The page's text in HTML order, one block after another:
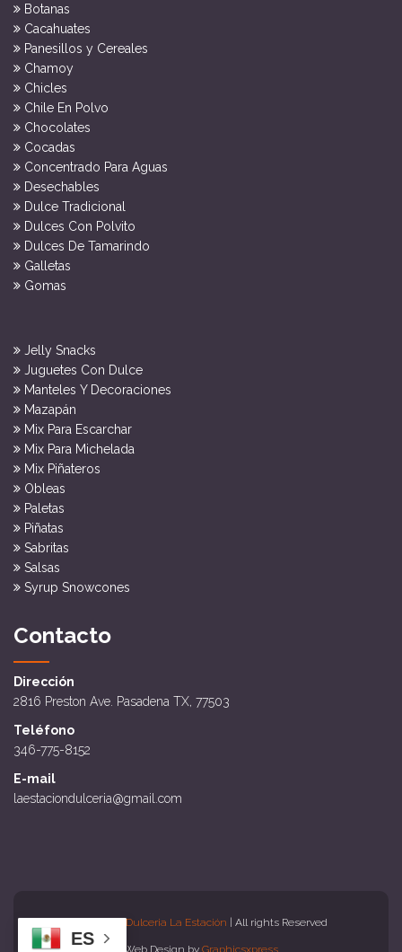
Botanas
Cacahuates
Panesillos y Cereales
Chamoy
Chicles
Chile En Polvo
Chocolates
Cocadas
Concentrado Para Aguas
Desechables
Dulce Tradicional
Dulces Con Polvito
Dulces De Tamarindo
Galletas
Gomas
Jelly Snacks
Juguetes Con Dulce
Manteles Y Decoraciones
Mazapán
Mix Para Escarchar
Mix Para Michelada
Mix Piñateros
Obleas
Paletas
Piñatas
Sabritas
Salsas
Syrup Snowcones
Contacto
Dirección
2816 Preston Ave. Pasadena TX, 77503
Teléfono
346-775-8152
E-mail
laestaciondulceria@gmail.com
CopyrightDulceria La Estación | All rights Reserved
Web Design by Graphicsxpress
ES